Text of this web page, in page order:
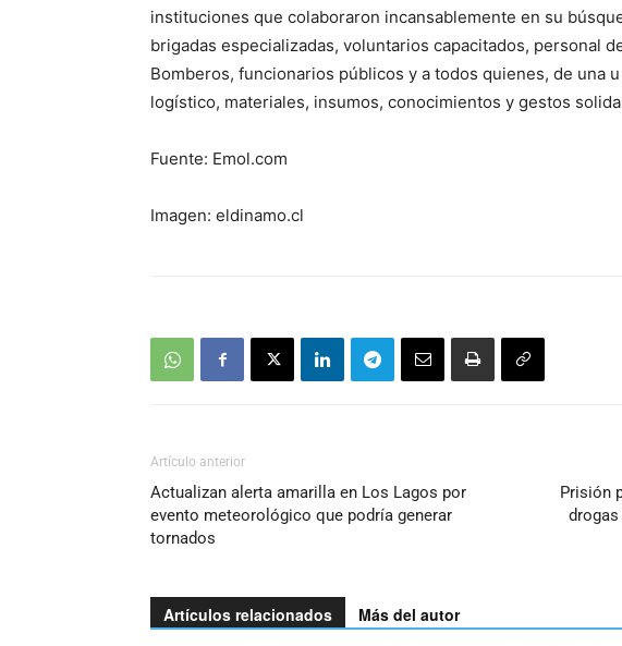
instituciones que colaboraron incansablemente en su
brigadas especializadas, voluntarios capacitados, personal
Bomberos, funcionarios públicos y a todos quienes, de una
logístico, materiales, insumos, conocimientos y gestos
Fuente: Emol.com
Imagen: eldinamo.cl
Artículo anterior
Actualizan alerta amarilla en Los Lagos por
evento meteorológico que podría generar
tornados
Prisión
Artículos relacionados Más del autor